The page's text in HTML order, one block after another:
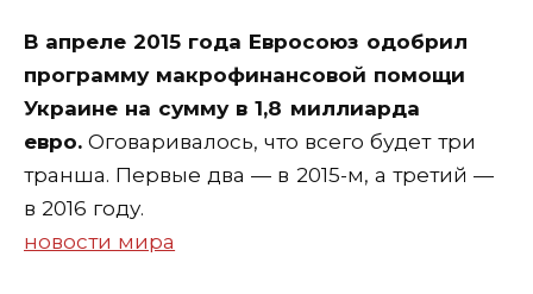
В апреле 2015 года Евросоюз одобрил
программу макрофинансовой помощи
Украине на сумму в 1,8 миллиарда
евро. Оговаривалось, что всего будет три
транша. Первые два — в 2015-м, а третий —
в 2016 году.
новости мира